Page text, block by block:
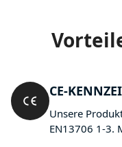
CE-
Unsere
EN13706 1-3.